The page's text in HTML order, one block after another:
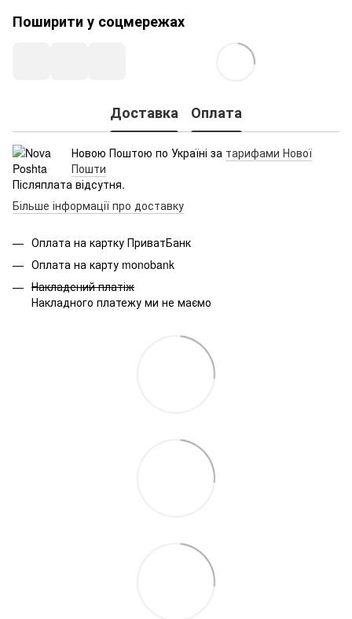
Поширити у соцмережах
Доставка Оплата
Новою Поштою по Україні за тарифами Нової
Пошти
Післяплата відсутня.
Більше інформації про доставку
Оплата на картку ПриватБанк
Оплата на карту monobank
Накладений платіж
Накладного платежу ми не маємо